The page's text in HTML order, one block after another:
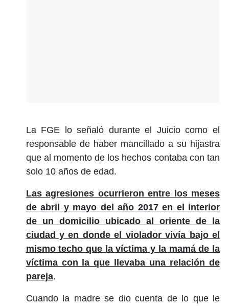
La FGE lo señaló durante el Juicio como el
responsable de haber mancillado a su hijastra
que al momento de los hechos contaba con tan
solo 10 años de edad.
Las agresiones ocurrieron entre los meses
de abril y mayo del año 2017 en el interior
de un domicilio ubicado al oriente de la
ciudad y en donde el violador vivía bajo el
mismo techo que la víctima y la mamá de la
víctima con la que llevaba una relación de
pareja.
Cuando la madre se dio cuenta de lo que le